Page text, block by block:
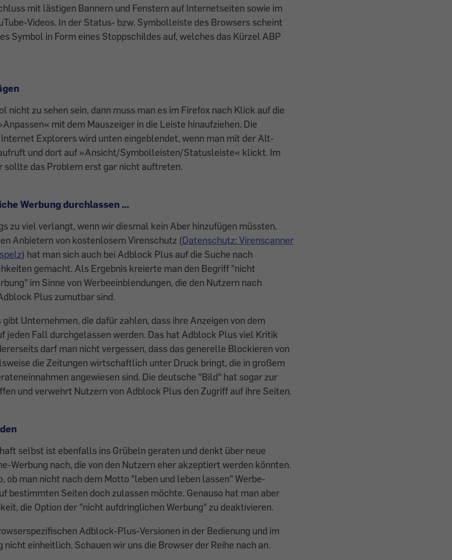
mit lästigen ­Bannern und Fenstern auf Internetseiten ­sowie im
Videos. In der Status- bzw. Symbolleiste des Browsers scheint
Symbol in Form eines Stoppschildes auf, welches das Kürzel ABP
nicht zu sehen sein, dann muss man es im Firefox nach Klick auf die
mit dem Mauszeiger in die Leiste hinaufziehen. Die
Explorers wird ­unten eingeblendet, wenn man mit der ­Alt-
und dort auf »Ansicht/Symbolleisten/Statusleiste« klickt. Im
sollte das Problem erst gar nicht auftreten.
Werbung durchlassen ...
zu viel verlangt, wenn wir diesmal kein Aber hinzufügen müssten.
Anbietern von kostenlosem Virenschutz (Datenschutz: Virenscanner
) hat man sich auch bei Adblock Plus auf die Suche nach
gemacht. Als Ergebnis kreierte man den Begriff "nicht
im Sinne von Werbeeinblendungen, die den Nutzern nach
Plus zumutbar sind.
Unternehmen, die dafür zahlen, dass ihre Anzeigen von dem
jeden Fall durchgelassen werden. Das hat Adblock Plus viel Kritik
darf man nicht vergessen, dass das generelle Blockieren von
die Zeitungen wirtschaftlich unter Druck bringt, die in großem
angewiesen sind. Die deutsche "Bild" hat sogar zur
und verwehrt Nutzern von Adblock Plus den Zugriff auf ihre Seiten.
selbst ist ebenfalls ins Grübeln geraten und denkt über neue
Werbung nach, die von den Nutzern eher akzeptiert werden könnten.
ob man nicht nach dem Motto "leben und leben lassen" Werbe­
bestimmten Seiten doch zulassen möchte. Genauso hat man aber
die Option der "nicht aufdringlichen Werbung" zu deaktivieren.
Adblock-Plus-Versionen in der Bedienung und im
nicht einheitlich. Schauen wir uns die Browser der Reihe nach an.